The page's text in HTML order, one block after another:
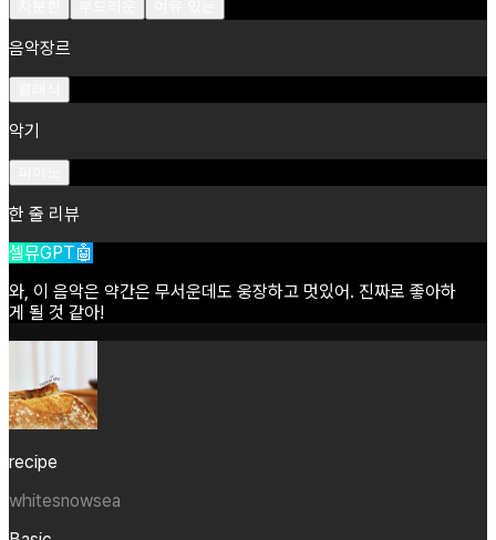
음악장르
악기
한 줄 리뷰
셀뮤GPT🤖
와, 이 음악은 약간은 무서운데도 웅장하고 멋있어. 진짜로 좋아하
게 될 것 같아!
recipe
whitesnowsea